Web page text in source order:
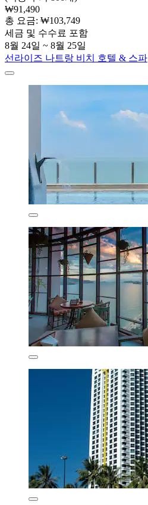
₩91,490
총 요금: ₩103,749
세금 및 수수료 포함
8월 24일 ~ 8월 25일
선라이즈 나트랑 비치 호텔 & 스파